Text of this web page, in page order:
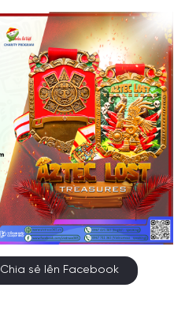
Chia sẻ lên Facebook